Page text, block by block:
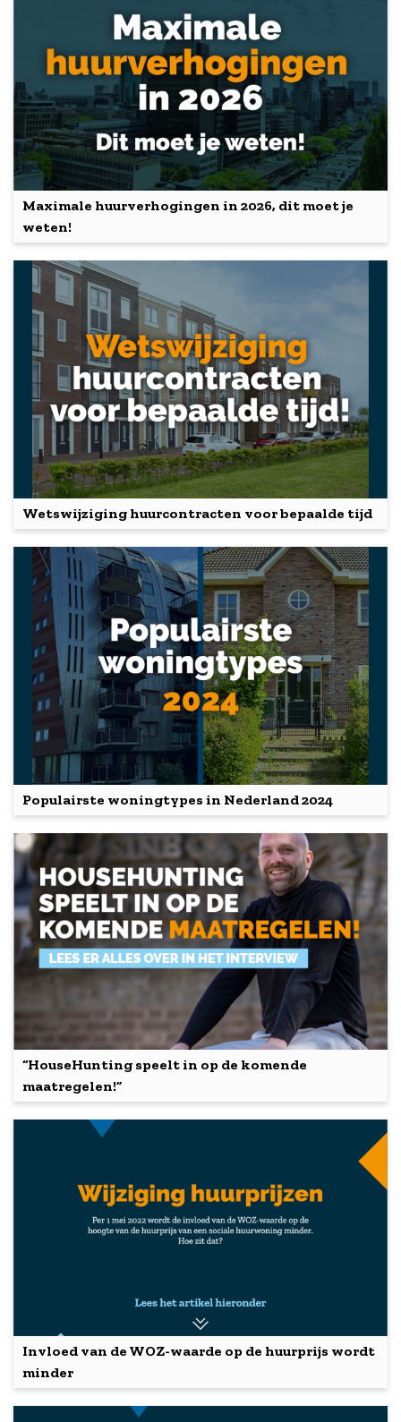
Maximale huurverhogingen in 2026, dit moet je
weten!
Wetswijziging huurcontracten voor bepaalde tijd
Populairste woningtypes in Nederland 2024
“HouseHunting speelt in op de komende
maatregelen!”
Invloed van de WOZ-waarde op de huurprijs wordt
minder